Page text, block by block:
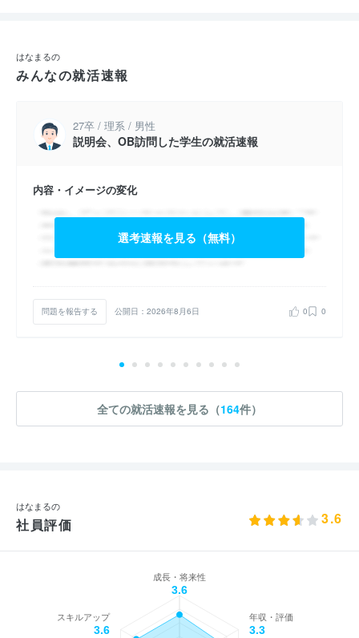
す。
ぜひあなたも「まる」よりも「はなまる」を目指して、私たちと
━━《 仕事内容のご紹介 》━━
事故や災害にあったダメージカーの査定・買取業務がメイン業
務。その他、仕入れも行う“ちょっと特殊”な営業職です。自動車
修理工場やカーディーラーを訪問し、査定に基づいた価格で買い
取る商談を行います。
はなまるの
みんなの就活速報
27卒 / 理系 / 男性
説明会、OB訪問した学生の就活速報
内容・イメージの変化
選考速報を見る（無料）
問題を報告する 公開日：2026年8月6日 0 0
全ての就活速報を見る（164件）
はなまるの
社員評価 3.6
成長・将来性
3.6
年収・評価
3.3
スキルアップ
3.6